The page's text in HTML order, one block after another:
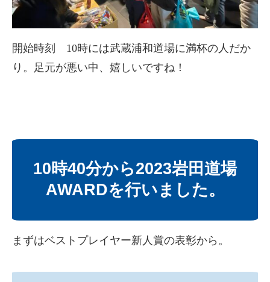
開始時刻 10時には武蔵浦和道場に満杯の人だか
り。足元が悪い中、嬉しいですね！
10時40分から2023岩田道場
AWARDを行いました。
まずはベストプレイヤー新人賞の表彰から。